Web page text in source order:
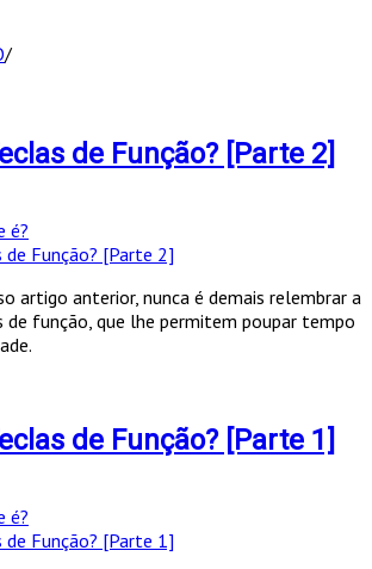
/
de Função? [Parte 2]
é?
artigo anterior, nunca é demais relembrar a
função, que lhe permitem poupar tempo
de Função? [Parte 1]
é?